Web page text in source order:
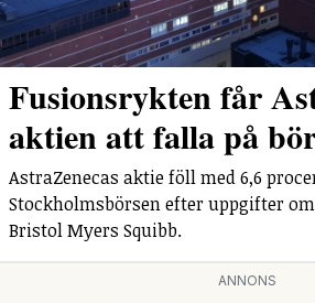
Fusionsrykten får
aktien att falla på
AstraZenecas aktie föll med 6,6
Stockholmsbörsen efter uppgifter
Bristol Myers Squibb.
ANNONS